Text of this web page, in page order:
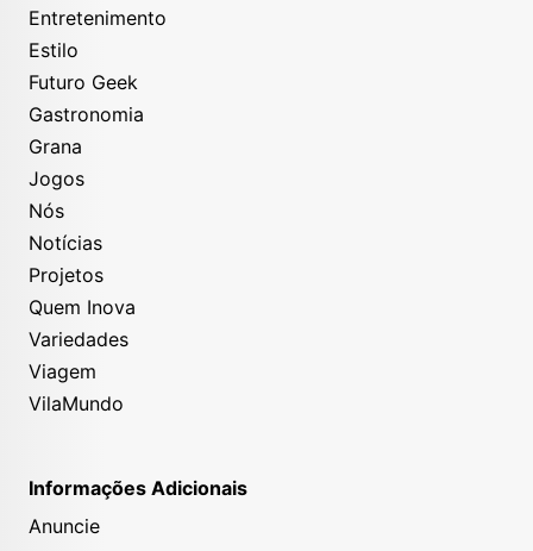
Entretenimento
Estilo
Futuro Geek
Gastronomia
Grana
Jogos
Nós
Notícias
Projetos
Quem Inova
Variedades
Viagem
VilaMundo
Informações Adicionais
Anuncie